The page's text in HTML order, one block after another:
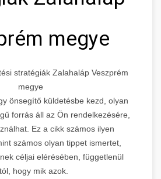
megye
stratégiák Zalahaláp Veszprém
megye
önsegítő küldetésbe kezd, olyan
forrás áll az Ön rendelkezésére,
Ez a cikk számos ilyen
számos olyan tippet ismertet,
céljai elérésében, függetlenül
hogy mik azok.